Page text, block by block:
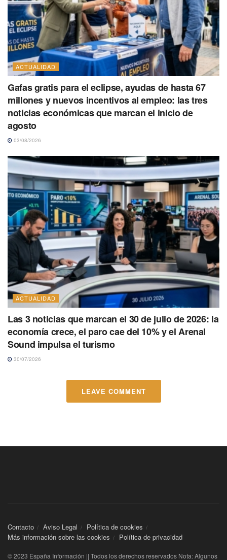
ACTUALIDAD
Gafas gratis para el eclipse, ayudas de hasta 67
millones y nuevos incentivos al empleo: las tres
noticias económicas que marcan el inicio de
agosto
03/08/2026
ACTUALIDAD
Las 3 noticias que marcan el 30 de julio de 2026: la
economía crece, el paro cae del 10% y el Arenal
Sound impulsa el turismo
30/07/2026
LEAVE COMMENT
Contacto Aviso Legal
Política de cookies
Más información sobre las cookies
Política de privacidad
© 2023 España Información || Todos los derechos reservados Nota: Algunos